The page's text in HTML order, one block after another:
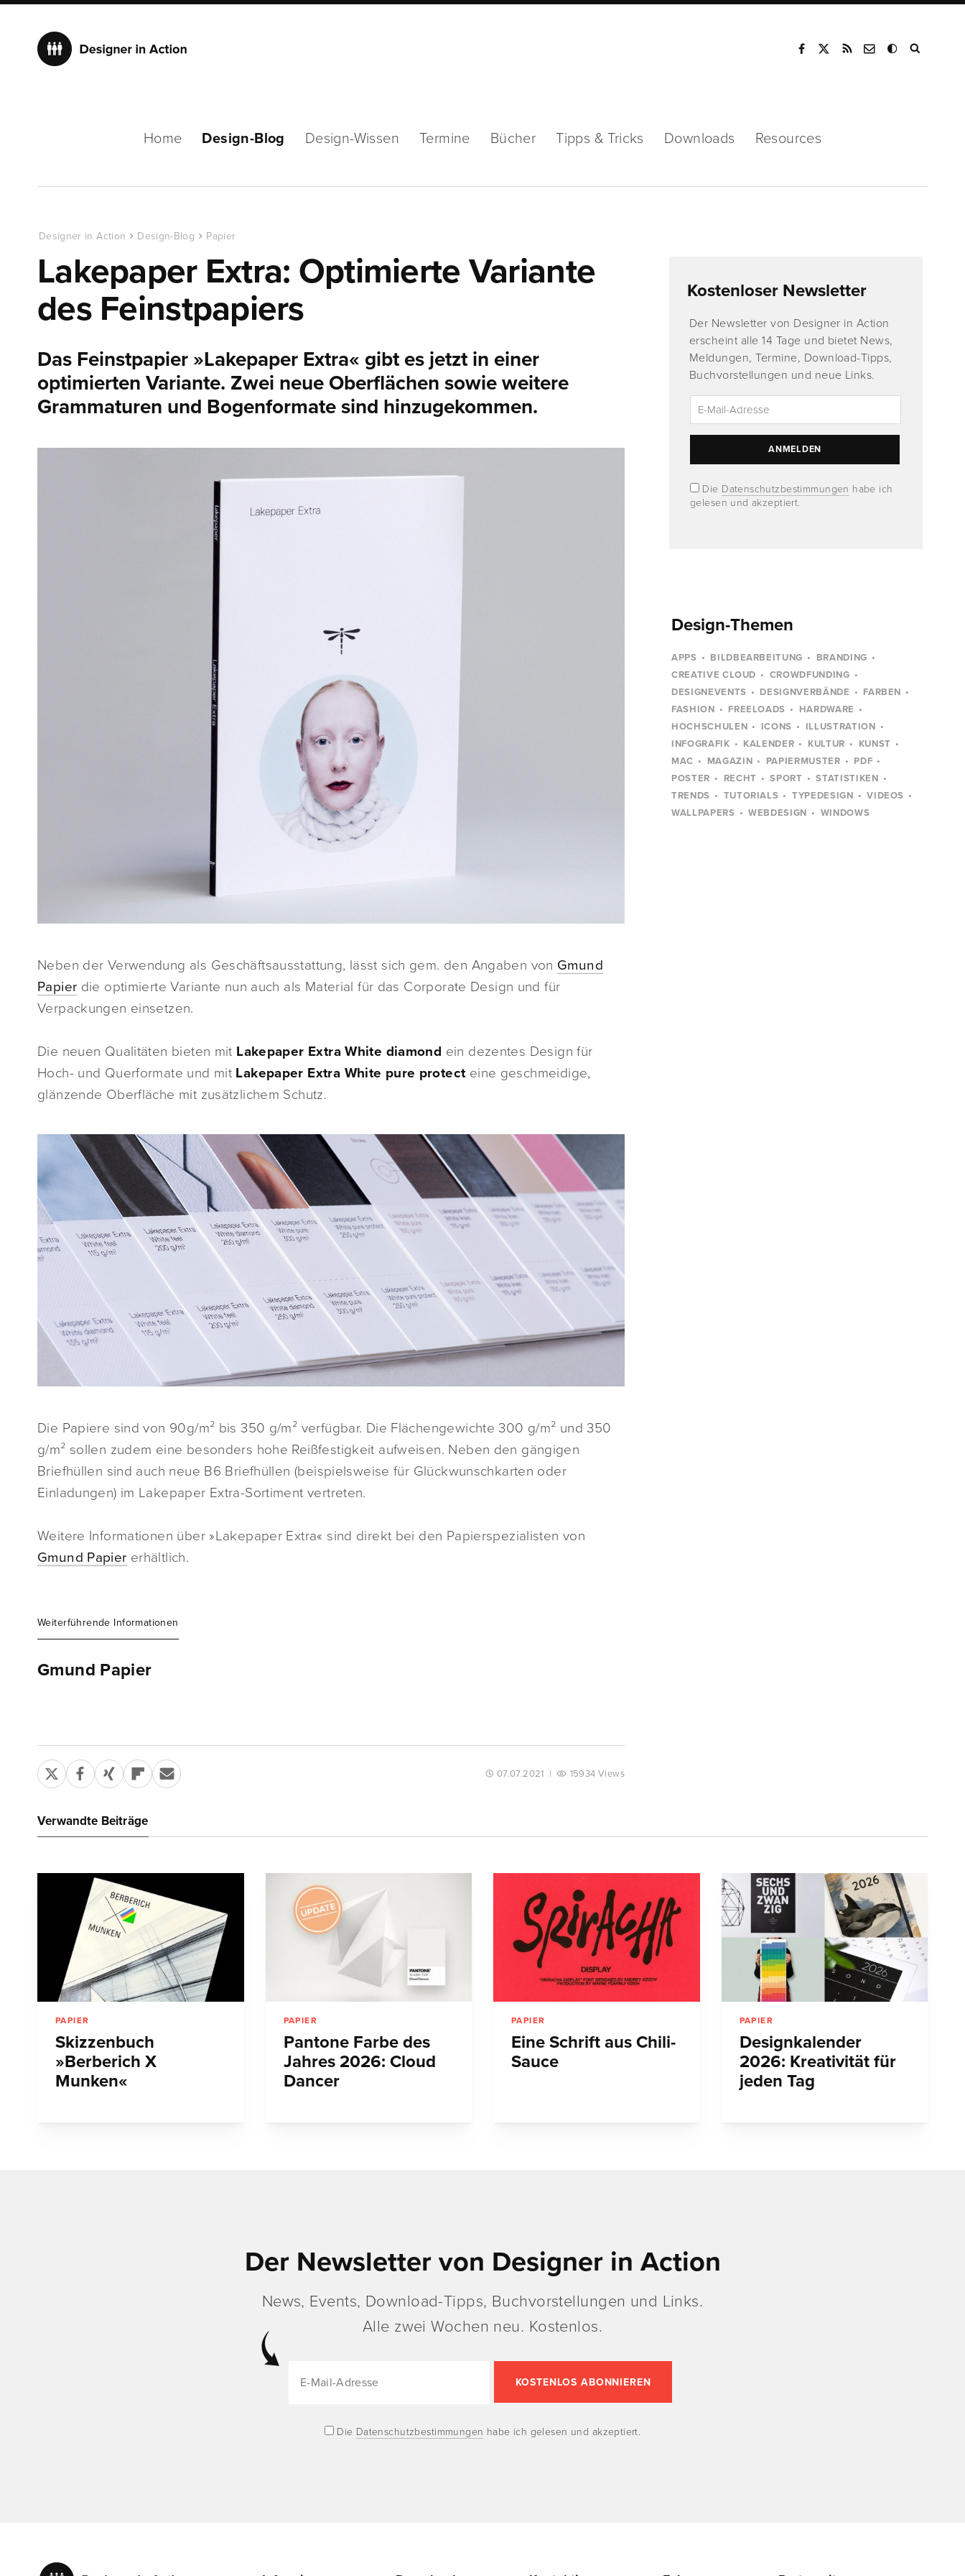
Home Design-Blog Design-Wissen Termine Bücher Tipps & Tricks Downloads Resources
Designer in Action Design-Blog Papier
Lakepaper Extra: Optimierte Variante
des Feinstpapiers
Das Feinstpapier »Lakepaper Extra« gibt es jetzt in einer
optimierten Variante. Zwei neue Oberflächen sowie weitere
Grammaturen und Bogenformate sind hinzugekommen.
Neben der Verwendung als Geschäftsausstattung, lässt sich gem. den Angaben von Gmund
Papier die optimierte Variante nun auch als Material für das Corporate Design und für
Verpackungen einsetzen.
Die neuen Qualitäten bieten mit Lakepaper Extra White diamond ein dezentes Design für
Hoch- und Querformate und mit Lakepaper Extra White pure protecteine geschmeidige,
glänzende Oberfläche mit zusätzlichem Schutz.
Die Papiere sind von 90g/m² bis 350 g/m² verfügbar. Die Flächengewichte 300 g/m² und 350
g/m² sollen zudem eine besonders hohe Reißfestigkeit aufweisen. Neben den gängigen
Briefhüllen sind auch neue B6 Briefhüllen (beispielsweise für Glückwunschkarten oder
Einladungen) im Lakepaper Extra-Sortiment vertreten.
Weitere Informationen über »Lakepaper Extra« sind direkt bei den Papierspezialisten von
Gmund Papier erhältlich.
Weiterführende Informationen
Gmund Papier
07.07.2021 | 15934 Views
Kostenloser Newsletter
Der Newsletter von Designer in Action
erscheint alle 14 Tage und bietet News,
Meldungen, Termine, Download-Tipps,
Buchvorstellungen und neue Links.
Die Datenschutzbestimmungen habe ich
gelesen und akzeptiert.
Design-Themen
APPS BILDBEARBEITUNG
BRANDING
CREATIVE CLOUD
CROWDFUNDING
DESIGNEVENTS
DESIGNVERBÄNDE
FARBEN
FASHION
FREELOADS
HARDWARE
HOCHSCHULEN
ICONS
ILLUSTRATION
INFOGRAFIK
KALENDER KULTUR
KUNST
MAC
MAGAZIN PAPIERMUSTER
PDF
POSTER
RECHT SPORT
STATISTIKEN
TRENDS
TUTORIALS TYPEDESIGN
VIDEOS
WALLPAPERS
WEBDESIGN WINDOWS
Verwandte Beiträge
PAPIER
Skizzenbuch
»Berberich X
Munken«
PAPIER
Pantone Farbe des
Jahres 2026: Cloud
Dancer
PAPIER
Eine Schrift aus Chili-
Sauce
PAPIER
Designkalender
2026: Kreativität für
jeden Tag
Der Newsletter von Designer in Action
News, Events, Download-Tipps, Buchvorstellungen und Links.
Alle zwei Wochen neu. Kostenlos.
Die Datenschutzbestimmungen habe ich gelesen und akzeptiert.